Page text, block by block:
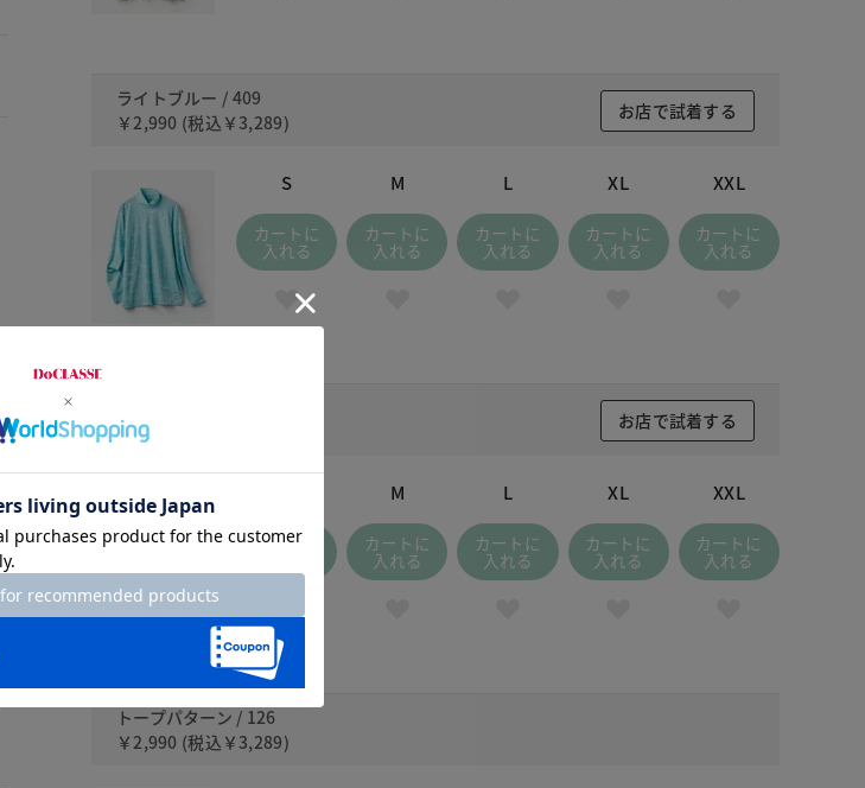
ライトブルー / 409
￥2,990 (税込 ￥3,289)
お店で試着する
S
カートに
入れる
M
カートに
入れる
L
カートに
入れる
XL
カートに
入れる
XXL
カートに
入れる
￥2,990
お店で試着する
カートに
M
カートに
入れる
L
カートに
入れる
XL
カートに
入れる
XXL
カートに
入れる
トープパターン / 126
￥2,990 (税込 ￥3,289)